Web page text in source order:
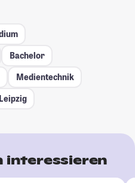
Bachelor
Medientechnik
Leipzig
interessieren